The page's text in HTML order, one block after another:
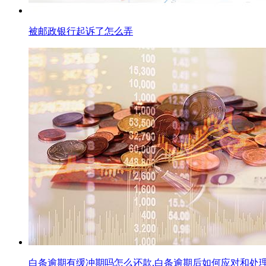
被邮政银行起诉了怎么弄
白条逾期有缓冲期吗怎么还款,白条逾期后如何应对和处